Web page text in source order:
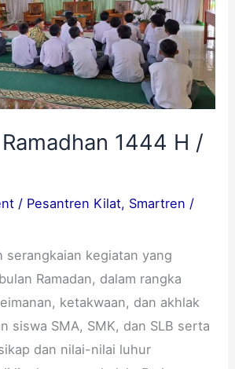
1444 H /
/ Pesantren Kilat, Smartren /
serangkaian kegiatan yang
Ramadan, dalam rangka
ketakwaan, dan akhlak
siswa SMA, SMK, dan SLB serta
dan nilai-nilai luhur